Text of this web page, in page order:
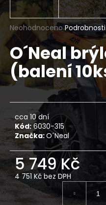
Průměrné
hodnocení
produktu
je
0,0
z
5
hvězdiček.
Neohodnoceno
O´Neal
(balení
cca 10 dní
Kód: 6030-315
Značka:O´Neal
5 749 Kč
4 751 Kč bez DPH
Měrná
cena:
a
j
í
t
?
D
o
p
o